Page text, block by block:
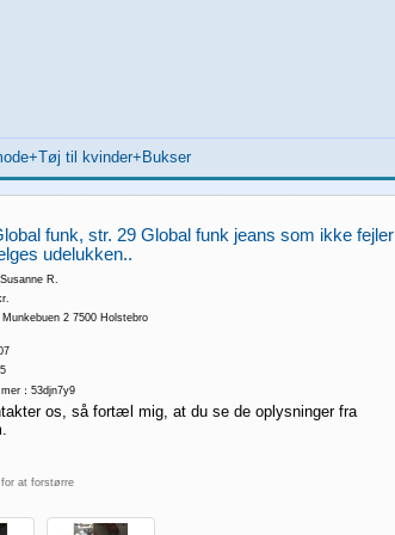
til kvinder+Bukser
funk, str. 29 Global funk jeans som ikke fejler
udelukken..
R.
2 7500 Holstebro
：53djn7y9
os, så fortæl mig, at du se de oplysninger fra
for at forstørre